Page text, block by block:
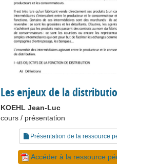
Les enjeux de la distribution
KOEHL Jean-Luc
cours / présentation
Présentation de la ressource pédagogique
Accéder à la ressource pédagogique